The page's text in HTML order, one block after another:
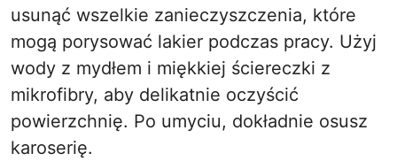
usunąć wszelkie zanieczyszczenia, które
mogą porysować lakier podczas pracy. Użyj
wody z mydłem i miękkiej ściereczki z
mikrofibry, aby delikatnie oczyścić
powierzchnię. Po umyciu, dokładnie osusz
karoserię.